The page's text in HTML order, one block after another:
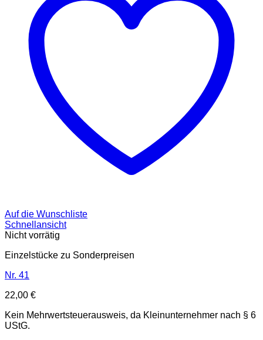
Auf die Wunschliste
Schnellansicht
Nicht vorrätig
Einzelstücke zu Sonderpreisen
Nr. 41
22,00 €
Kein Mehrwertsteuerausweis, da Kleinunternehmer nach § 6
UStG.